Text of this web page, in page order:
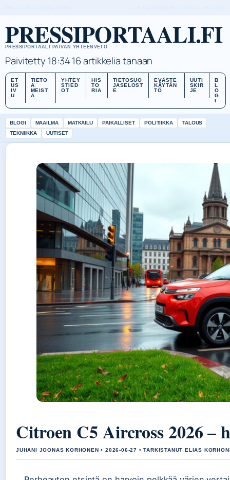
PRESSIPORTAALI.FI
PRESSIPORTAALI PAIVAN YHTEENVETO
Paivitetty 18:3416 artikkelia tanaan
ET
US
IV
U
TIETO
A
MEIST
Ä
YHTEY
STIED
OT
HIS
TO
RIA
TIETOSUO
JASELOST
E
EVÄSTE
KÄYTÄN
TÖ
UUTI
SKIR
JE
B
L
O
G
I
BLOGI MAAILMA MATKAILU PAIKALLISET POLITIIKKA
TALOUS
TEKNIIKKA
UUTISET
Citroen C5 Aircross 2026 –
JUHANI JOONAS KORHONEN • 2026-06-27 • TARKISTANUT ELIAS